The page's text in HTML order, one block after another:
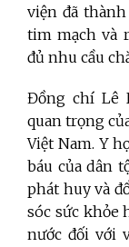
viện đã
tim mạch và
đủ nhu cầu
Đồng chí Lê
quan trọng
Việt Nam. Y
báu của dân
phát huy và
sóc sức khỏe
nước đối với